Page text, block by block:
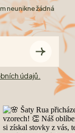
neunikne žádná
údajů.